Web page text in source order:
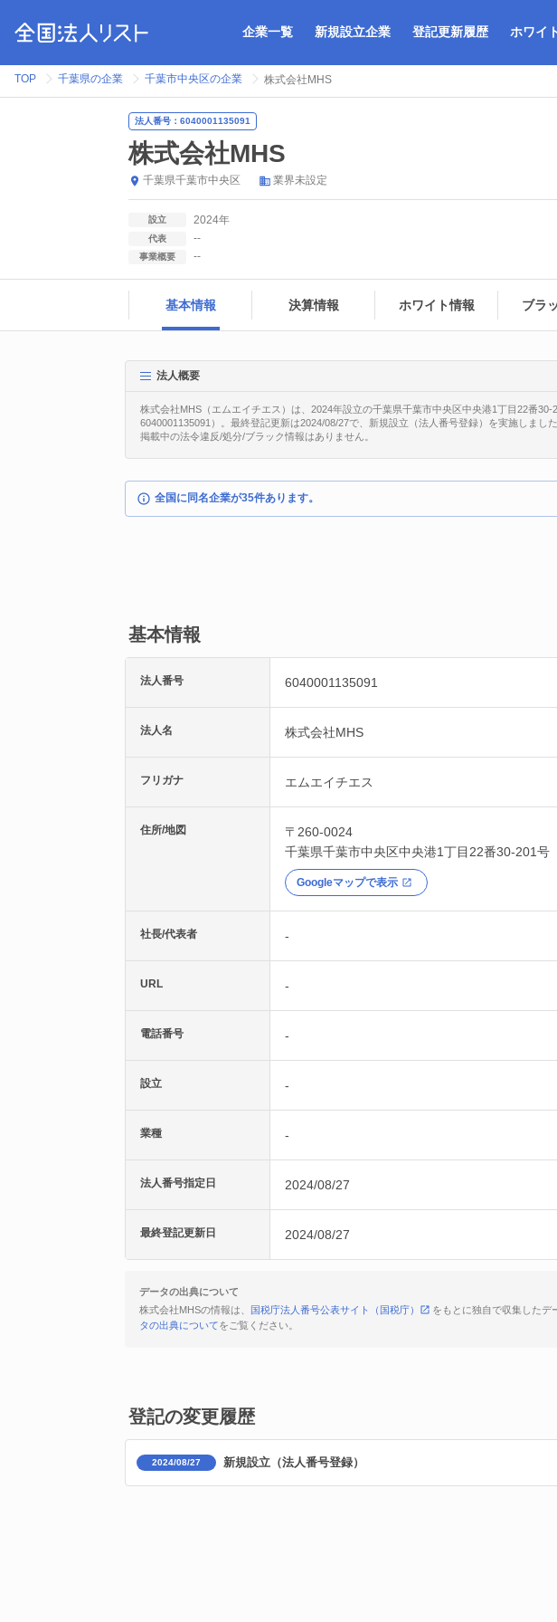
企業一覧 新規設立企業 登記更新履歴 ホワイ
TOP 千葉県の企業 千葉市中央区の企業 株式会社MHS
法人番号：6040001135091
株式会社MHS
千葉県千葉市中央区 業界未設定
設立 2024年
代表 --
事業概要 --
基本情報 決算情報 ホワイト情報 ブラ
法人概要
株式会社MHS（エムエイチエス）は、2024年設立の千葉県千葉市中央区中央港1丁目22番
6040001135091）。最終登記更新は2024/08/27で、新規設立（法人番号登録）を実施しました
掲載中の法令違反/処分/ブラック情報はありません。
全国に同名企業が35件あります。
基本情報
法人番号 6040001135091
法人名 株式会社MHS
フリガナ エムエイチエス
住所/地図
〒260-0024
千葉県千葉市中央区中央港1丁目22番30-201号
Googleマップで表示
社長/代表者 -
URL -
電話番号 -
設立 -
業種 -
法人番号指定日 2024/08/27
最終登記更新日 2024/08/27
データの出典について
株式会社MHSの情報は、
国税庁法人番号公表サイト（国税庁） をもとに独自で収集したデ
タの出典についてをご覧ください。
登記の変更履歴
2024/08/27 新規設立（法人番号登録）